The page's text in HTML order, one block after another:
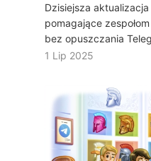
Dzisiejsza
pomagające
bez opuszczania
1 Lip 2025